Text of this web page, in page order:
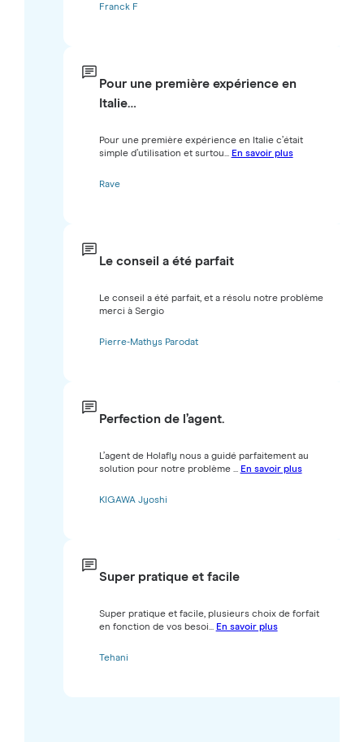
Franck F
Pour une première expérience en
Italie…
Pour une première expérience en Italie c’était
simple d’utilisation et surtou... En savoir plus
Rave
Le conseil a été parfait
Le conseil a été parfait, et a résolu notre problème
merci à Sergio
Pierre-Mathys Parodat
Perfection de l’agent.
L’agent de Holafly nous a guidé parfaitement au
solution pour notre problème ... En savoir plus
KIGAWA Jyoshi
Super pratique et facile
Super pratique et facile, plusieurs choix de forfait
en fonction de vos besoi... En savoir plus
Tehani